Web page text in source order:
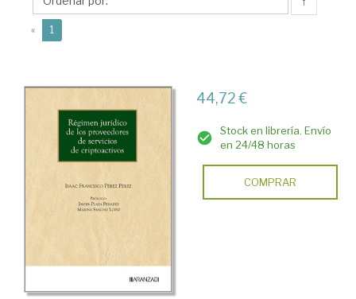
Francisco
« 1
44,72 €
Stock en librería. Envío
en 24/48 horas
COMPRAR